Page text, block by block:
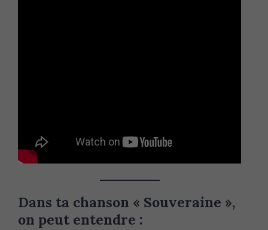
Dans ta chanson « Souveraine »,
on peut entendre :